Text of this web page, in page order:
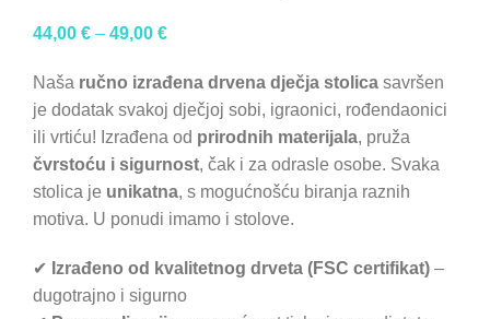
44,00 € – 49,00 €
Naša ručno izrađena drvena dječja stolica savršen
je dodatak svakoj dječjoj sobi, igraonici, rođendaonici
ili vrtiću! Izrađena od prirodnih materijala, pruža
čvrstoću i sigurnost, čak i za odrasle osobe. Svaka
stolica je unikatna, s mogućnošću biranja raznih
motiva. U ponudi imamo i stolove.
✔ Izrađeno od kvalitetnog drveta (FSC certifikat) –
dugotrajno i sigurno